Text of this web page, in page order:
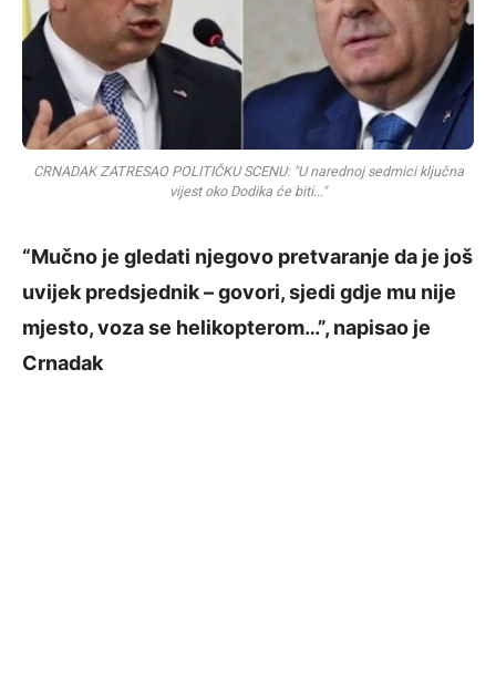
CRNADAK ZATRESAO POLITIČKU SCENU: "U narednoj sedmici ključna
vijest oko Dodika će biti..."
“Mučno je gledati njegovo pretvaranje da je još
uvijek predsjednik – govori, sjedi gdje mu nije
mjesto, voza se helikopterom…”, napisao je
Crnadak